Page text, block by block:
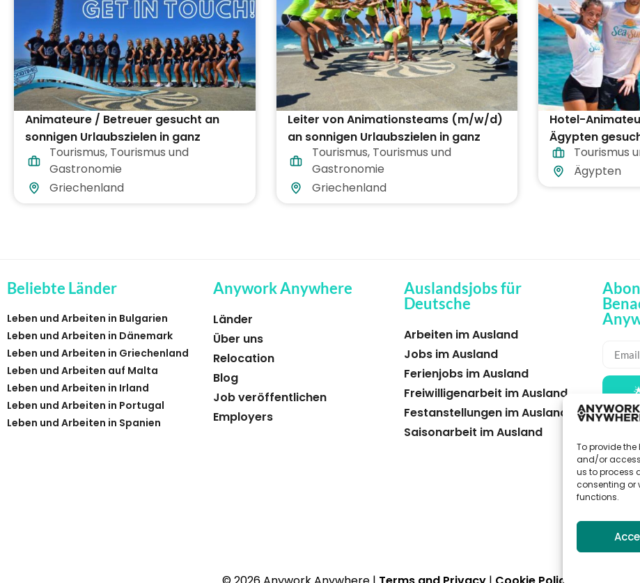
To provide the
and/or
us to process
consenting or
functions.
Animateure / Betreuer gesucht an
sonnigen Urlaubszielen in ganz
Griechenland
Tourismus, Tourismus und
Gastronomie
Griechenland
Leiter von Animationsteams (m/w/d)
an sonnigen Urlaubszielen in ganz
Griechenland
Tourismus, Tourismus und
Gastronomie
Griechenland
Hotel-
Ägypten
Tourismus
Ägypten
Beliebte Länder
Leben und Arbeiten in Bulgarien
Leben und Arbeiten in Dänemark
Leben und Arbeiten in Griechenland
Leben und Arbeiten auf Malta
Leben und Arbeiten in Irland
Leben und Arbeiten in Portugal
Leben und Arbeiten in Spanien
Anywork Anywhere
Länder
Über uns
Relocation
Blog
Job veröffentlichen
Employers
Auslandsjobs für
Deutsche
Arbeiten im Ausland
Jobs im Ausland
Ferienjobs im Ausland
Freiwilligenarbeit im Ausland
Festanstellungen im Ausland
Saisonarbeit im Ausland